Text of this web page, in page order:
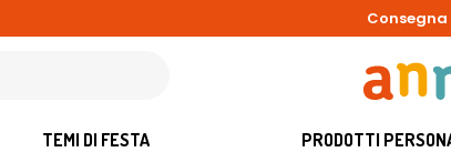
TEMI DI FESTA PRODOTTI